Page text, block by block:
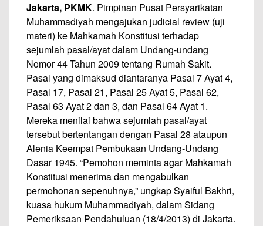
Jakarta, PKMK. Pimpinan Pusat Persyarikatan
Muhammadiyah mengajukan judicial review (uji
materi) ke Mahkamah Konstitusi terhadap
sejumlah pasal/ayat dalam Undang-undang
Nomor 44 Tahun 2009 tentang Rumah Sakit.
Pasal yang dimaksud diantaranya Pasal 7 Ayat 4,
Pasal 17, Pasal 21, Pasal 25 Ayat 5, Pasal 62,
Pasal 63 Ayat 2 dan 3, dan Pasal 64 Ayat 1.
Mereka menilai bahwa sejumlah pasal/ayat
tersebut bertentangan dengan Pasal 28 ataupun
Alenia Keempat Pembukaan Undang-Undang
Dasar 1945. “Pemohon meminta agar Mahkamah
Konstitusi menerima dan mengabulkan
permohonan sepenuhnya,” ungkap Syaiful Bakhri,
kuasa hukum Muhammadiyah, dalam Sidang
Pemeriksaan Pendahuluan (18/4/2013) di Jakarta.